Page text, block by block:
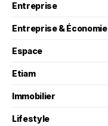
Entreprise
Entreprise & Économie
Espace
Etiam
Immobilier
Lifestyle